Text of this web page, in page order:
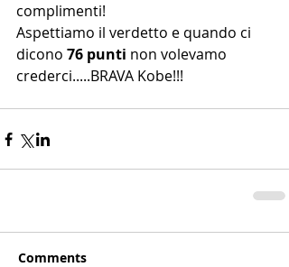
complimenti!
Aspettiamo il verdetto e quando ci
dicono 76 punti non volevamo
crederci.....BRAVA Kobe!!!
Comments